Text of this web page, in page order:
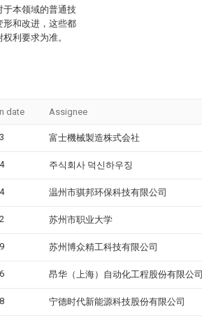
于本领域的普通技
形和改进，这些都
利要求为准。
date Assignee
富士機械製造株式会社
주식회사 덕신하우징
温州市骐邦环保科技有限公司
苏州市职业大学
苏州博众精工科技有限公司
昂华（上海）自动化工程股份有限公司
宁德时代新能源科技股份有限公司